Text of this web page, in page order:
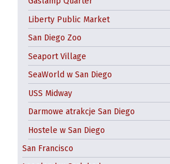
Liberty Public Market
San Diego Zoo
Seaport Village
SeaWorld w San Diego
USS Midway
Darmowe atrakcje San Diego
Hostele w San Diego
San Francisco
Golden Gate
Tramwaje linowe
Exploratorium
California Academy of Sciences
Wycieczki z San Francisco
Transport miejski
Hotele w San Francisco
Hostel